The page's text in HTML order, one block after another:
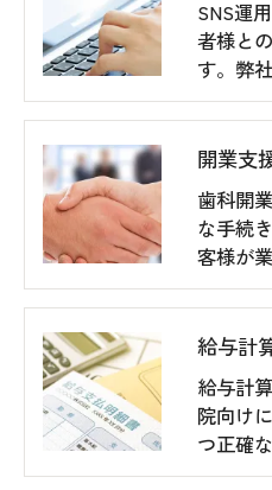
SNS運
者様と
す。弊
開業支
歯科開
な手続
客様が
給与計
給与計
院向け
つ正確